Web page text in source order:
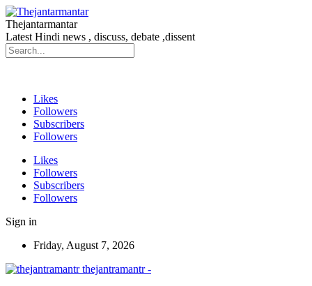
Thejantarmantar
Latest Hindi news , discuss, debate ,dissent
Likes
Followers
Subscribers
Followers
Likes
Followers
Subscribers
Followers
Sign in
Friday, August 7, 2026
thejantramantr -